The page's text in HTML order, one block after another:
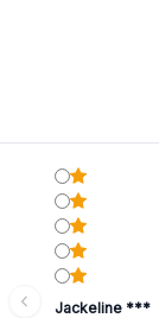
Jackeline ***